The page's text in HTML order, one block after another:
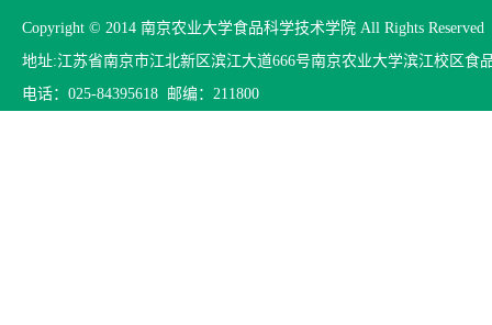
Copyright © 2014 南京农业大学食品科学技术学院 All Rights Reserved
地址:江苏省南京市江北新区滨江大道666号南京农业大学滨江校区食
电话：025-84395618 邮编：211800